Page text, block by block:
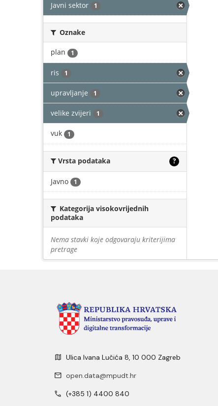
Javni sektor 1
Oznake
plan 1
ris 1
upravljanje 1
velike zvijeri 1
vuk 1
Vrsta podataka ?
Javno 1
Kategorija visokovrijednih
podataka
Nema stavki koje odgovaraju kriterijima
pretrage